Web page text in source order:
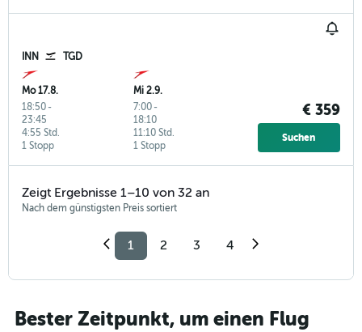
INN TGD
Mo 17.8.
18:50-
23:45
1 Stopp
4:55 Std.
Mi 2.9.
7:00-
18:10
1 Stopp
11:10 Std.
€ 359
Suchen
Zeigt Ergebnisse 1–10 von 32 an
Nach dem günstigsten Preis sortiert
1 2 3 4
Bester Zeitpunkt, um einen Flug